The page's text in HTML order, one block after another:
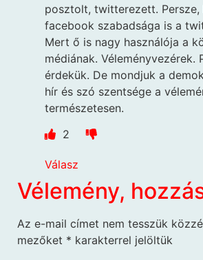
posztolt, twitterezett. Persze,
facebook szabadsága is a
Mert ő is nagy használója a
médiának. Véleményvezérek.
érdekük. De mondjuk a
hír és szó szentsége a
természetesen.
2
Válasz
Vélemény,
Az e-mail címet nem tesszük
mezőket * karakterrel jelöltük